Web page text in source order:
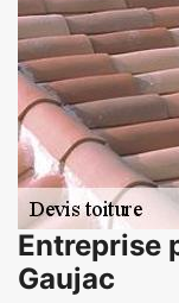
Entreprise
Gaujac